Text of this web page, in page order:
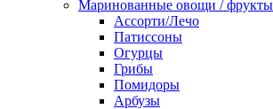
Маринованные овощи / фрукты
Ассорти/Лечо
Патиссоны
Огурцы
Грибы
Помидоры
Арбузы